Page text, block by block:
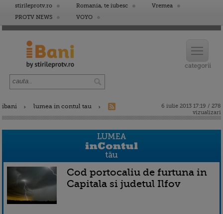
stirileprotv.ro Romania, te iubesc
Vremea
PROTV NEWS
VOYO
ibani lumea in contul tau
6 iulie 2013 17:19 / 278
vizualizari
Cod portocaliu de furtuna in
Capitala si judetul Ilfov